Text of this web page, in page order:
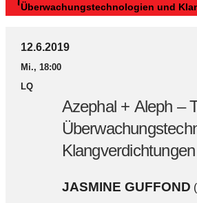
Überwachungstechnologien und
12.6.2019
Mi., 18:00
LQ
Azephal + Aleph –
Klangverdichtungen
JASMINE GUFFOND